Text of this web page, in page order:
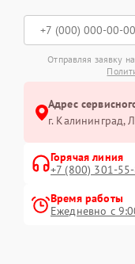
Отправляя заявку
Адрес
г. Калининград,
Горячая линия
+7 (800) 301-
Время работы
Ежедневно с